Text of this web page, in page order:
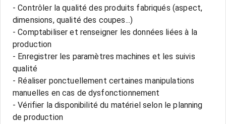
- Contrôler la qualité des produits fabriqués (aspect,
dimensions, qualité des coupes...)
- Comptabiliser et renseigner les données liées à la
production
- Enregistrer les paramètres machines et les suivis
qualité
- Réaliser ponctuellement certaines manipulations
manuelles en cas de dysfonctionnement
- Vérifier la disponibilité du matériel selon le planning
de production